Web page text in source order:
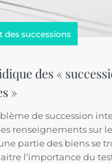
successions
des «
»
de succession
renseignements sur
partie des biens se
l’importance du